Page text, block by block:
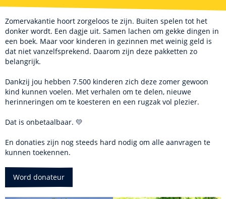
Zomervakantie hoort zorgeloos te zijn. Buiten spelen tot het
donker wordt. Een dagje uit. Samen lachen om gekke dingen in
een boek. Maar voor kinderen in gezinnen met weinig geld is
dat niet vanzelfsprekend. Daarom zijn deze pakketten zo
belangrijk.
Dankzij jou hebben 7.500 kinderen zich deze zomer gewoon
kind kunnen voelen. Met verhalen om te delen, nieuwe
herinneringen om te koesteren en een rugzak vol plezier.
Dat is onbetaalbaar. 💛
En donaties zijn nog steeds hard nodig om alle aanvragen te
kunnen toekennen.
Word donateur